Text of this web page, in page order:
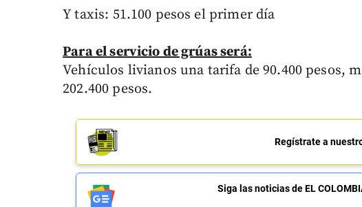
Y taxis: 51.100 pesos el primer día
Para el servicio de grúas será:
Vehículos livianos una tarifa de 90.400 pesos,
202.400 pesos.
Regístrate a
Siga las noticias de EL